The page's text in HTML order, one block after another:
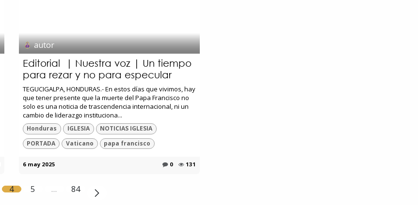
autor
Editorial | Nuestra voz | Un tiempo
para rezar y no para especular
TEGUCIGALPA, HONDURAS.- En estos días que vivimos, hay
que tener presente que la muerte del Papa Francisco no
solo es una noticia de trascendencia internacional, ni un
cambio de liderazgo instituciona...
Honduras IGLESIA
NOTICIAS IGLESIA
PORTADA
Vaticano papa francisco
6 may 2025 0 131
4 5 … 84